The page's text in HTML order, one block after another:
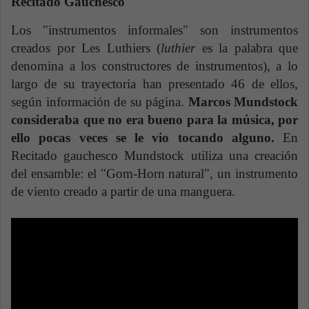
Los "instrumentos informales" son instrumentos
creados por Les Luthiers (luthieres la palabra que
denomina a los constructores de instrumentos), a lo
largo de su trayectoria han presentado 46 de ellos,
según información de su página. Marcos Mundstock
consideraba que no era bueno para la música, por
ello pocas veces se le vio tocando alguno. En
Recitado gauchesco Mundstock utiliza una creación
del ensamble: el "Gom-Horn natural", un instrumento
de viento creado a partir de una manguera.